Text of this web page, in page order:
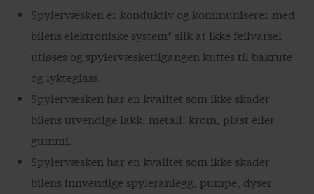
Spylervæsken er konduktiv og kommuniserer med
bilens elektroniske system* slik at ikke feilvarsel
utløses og spylervæsketilgangen kuttes til bakrute
og lykteglass.
Spylervæsken har en kvalitet som ikke skader
bilens utvendige lakk, metall, krom, plast eller
gummi.
Spylervæsken har en kvalitet som ikke skader
bilens innvendige spyleranlegg, pumpe, dyser